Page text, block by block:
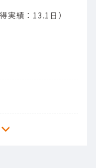
実績：13.1日）